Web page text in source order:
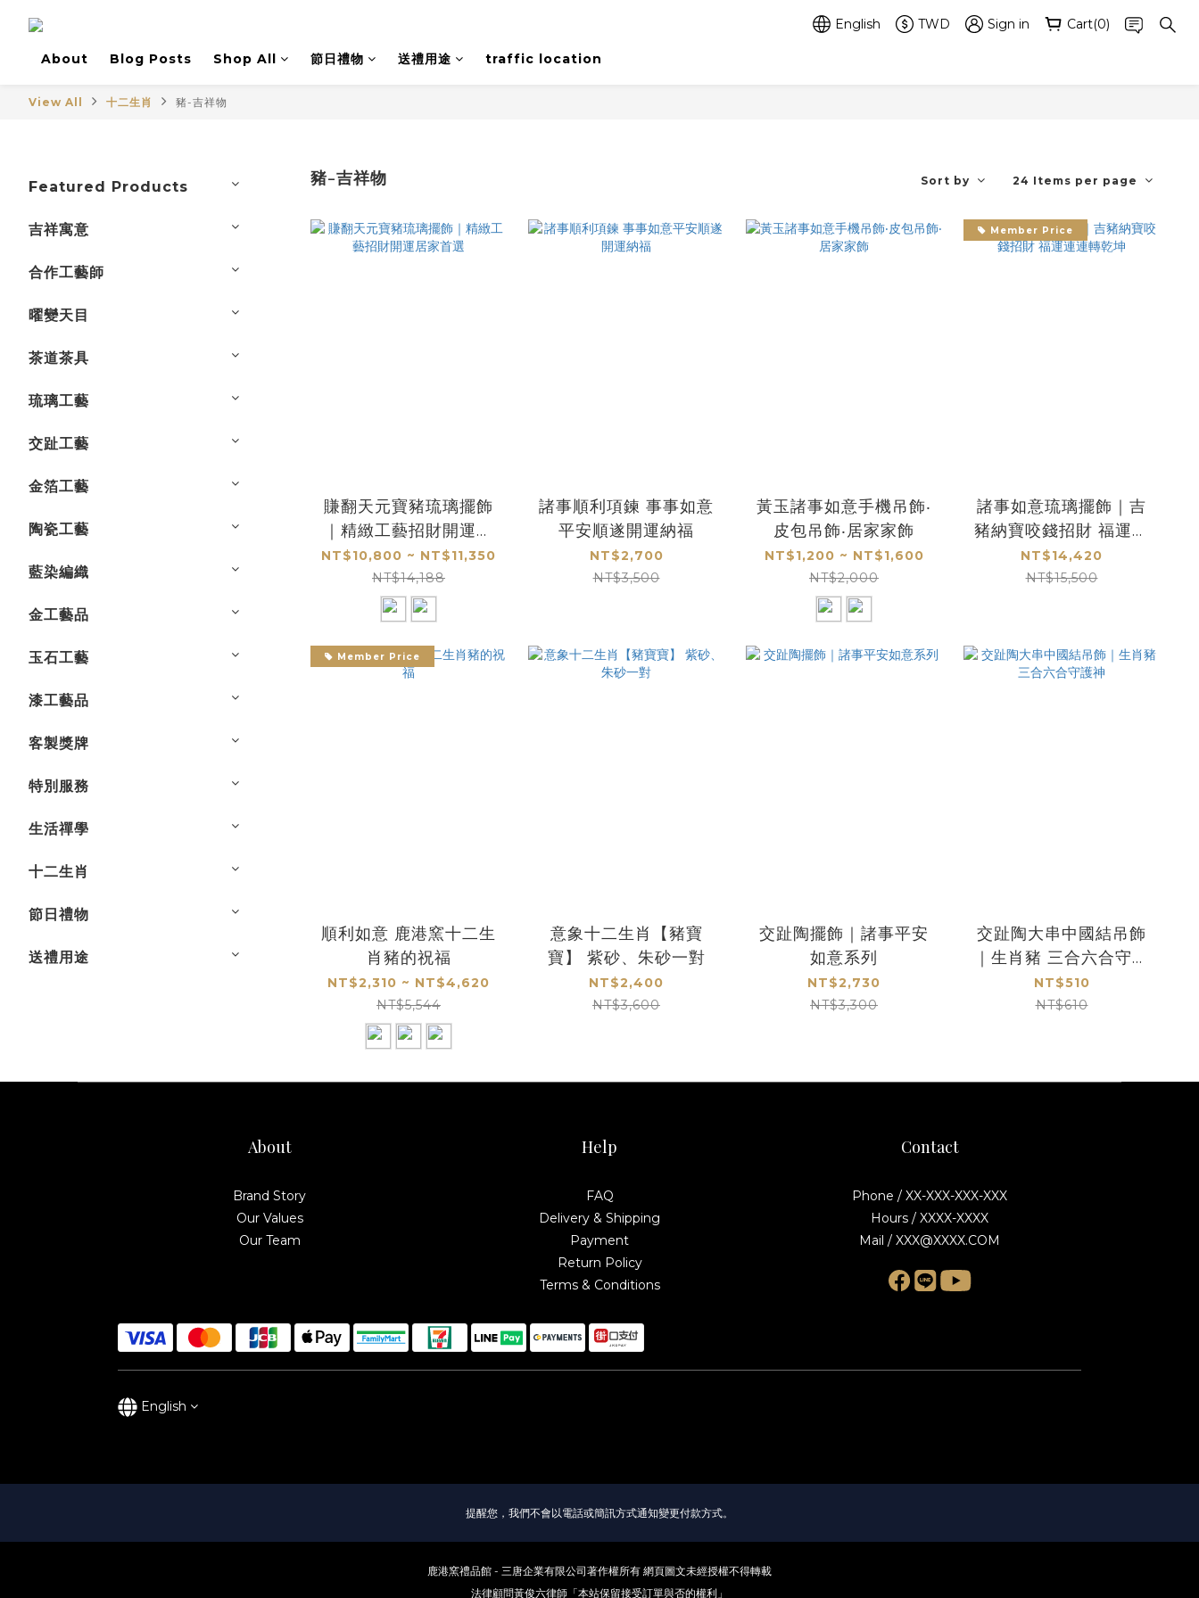
English TWD Sign in Cart(0)
About Blog Posts Shop All 節日禮物 送禮用途 traffic location
View All 十二生肖 豬-吉祥物
Featured Products
吉祥寓意
合作工藝師
曜變天目
茶道茶具
琉璃工藝
交趾工藝
金箔工藝
陶瓷工藝
藍染編織
金工藝品
玉石工藝
漆工藝品
客製獎牌
特別服務
生活禪學
十二生肖
節日禮物
送禮用途
豬-吉祥物 Sort by 24 Items per page
賺翻天元寶豬琉璃擺飾
｜精緻工藝招財開運居
家首選
NT$10,800 ~ NT$11,350
NT$14,188
諸事順利項鍊 事事如意
平安順遂開運納福
NT$2,700
NT$3,500
黃玉諸事如意手機吊飾‧
皮包吊飾‧居家家飾
NT$1,200 ~ NT$1,600
NT$2,000
Member Price
諸事如意琉璃擺飾｜吉
豬納寶咬錢招財 福運連
連轉乾坤
NT$14,420
NT$15,500
Member Price
順利如意 鹿港窯十二生
肖豬的祝福
NT$2,310 ~ NT$4,620
NT$5,544
意象十二生肖【豬寶
寶】 紫砂、朱砂一對
NT$2,400
NT$3,600
交趾陶擺飾｜諸事平安
如意系列
NT$2,730
NT$3,300
交趾陶大串中國結吊飾
｜生肖豬 三合六合守護
神
NT$510
NT$610
About
Brand Story
Our Values
Our Team
Help
FAQ
Delivery & Shipping
Payment
Return Policy
Terms & Conditions
Contact
Phone / XX-XXX-XXX-XXX
Hours / XXXX-XXXX
Mail / XXX@XXXX.COM
English
提醒您，我們不會以電話或簡訊方式通知變更付款方式。
鹿港窯禮品館 - 三唐企業有限公司著作權所有 網頁圖文未經授權不得轉載
法律顧問黃俊六律師「本站保留接受訂單與否的權利」